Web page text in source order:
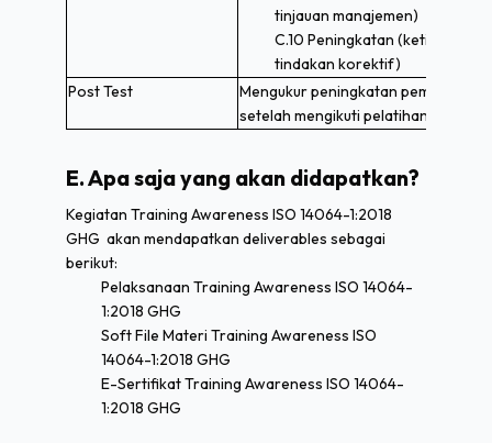
tinjauan manajemen)
C.10 Peningkatan
tindakan korektif)
Post Test
Mengukur peningkatan
setelah mengikuti pelatihan ISO
E. Apa saja yang akan didapatkan?
Kegiatan Training Awareness ISO 14064-1:2018
GHG akan mendapatkan deliverables sebagai
berikut:
Pelaksanaan Training Awareness ISO 14064-
1:2018 GHG
Soft File Materi Training Awareness ISO
14064-1:2018 GHG
E-Sertifikat Training Awareness ISO 14064-
1:2018 GHG